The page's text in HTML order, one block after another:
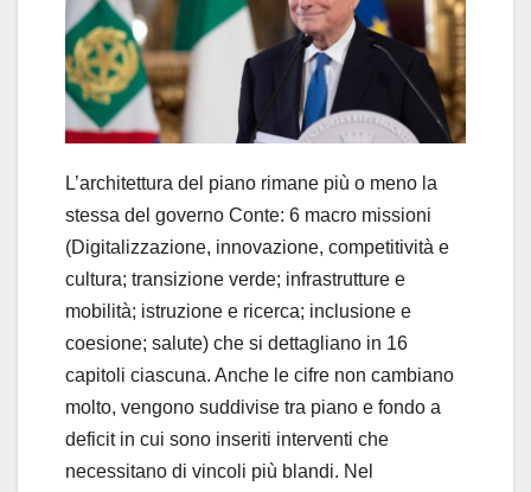
L’architettura del piano rimane più o meno la
stessa del governo Conte: 6 macro missioni
(Digitalizzazione, innovazione, competitività e
cultura; transizione verde; infrastrutture e
mobilità; istruzione e ricerca; inclusione e
coesione; salute) che si dettagliano in 16
capitoli ciascuna. Anche le cifre non cambiano
molto, vengono suddivise tra piano e fondo a
deficit in cui sono inseriti interventi che
necessitano di vincoli più blandi. Nel